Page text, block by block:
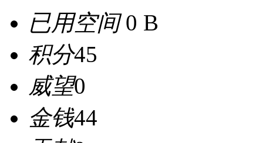
已用空间0 B
积分45
威望0
金钱44